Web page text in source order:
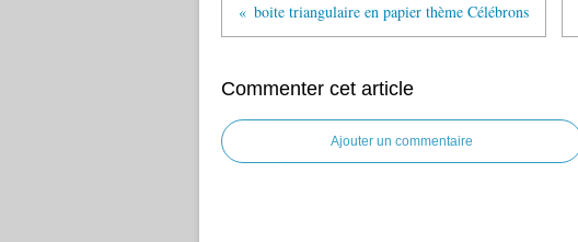
boite triangulaire en papier thème Célébrons
Commenter cet article
Ajouter un commentaire